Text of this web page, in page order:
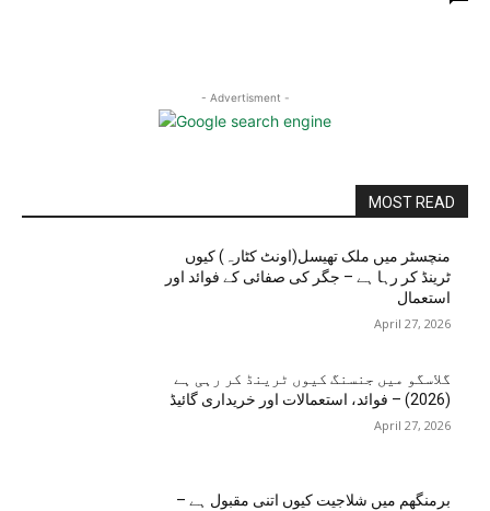
- Advertisment -
MOST READ
منچسٹر میں ملک تھیسل(اونٹ کٹارہ) کیوں
ٹرینڈ کر رہا ہے – جگر کی صفائی کے فوائد اور
استعمال
April 27, 2026
گلاسگو میں جنسنگ کیوں ٹرینڈ کر رہی ہے
(2026) – فوائد، استعمالات اور خریداری گائیڈ
April 27, 2026
برمنگھم میں شلاجیت کیوں اتنی مقبول ہے –